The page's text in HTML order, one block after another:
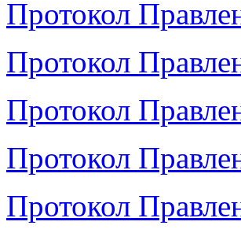
Протокол
Протокол
Протокол
Протокол
Протокол